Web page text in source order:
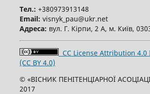
Тел.: +380973913148
Email: visnyk_pau@ukr.net
Адреса: вул. Г. Кірпи, 2 А, м. Київ,
CC License Attribution
(CC BY 4.0)
© «ВІСНИК ПЕНІТЕНЦІАРНОЇ
2017